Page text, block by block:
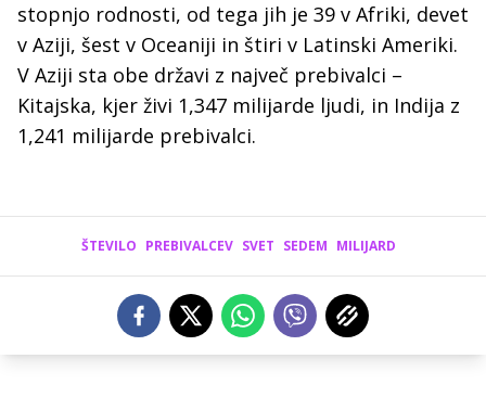
stopnjo rodnosti, od tega jih je 39 v Afriki, devet
v Aziji, šest v Oceaniji in štiri v Latinski Ameriki.
V Aziji sta obe državi z največ prebivalci –
Kitajska, kjer živi 1,347 milijarde ljudi, in Indija z
1,241 milijarde prebivalci.
ŠTEVILO PREBIVALCEV SVET SEDEM MILIJARD